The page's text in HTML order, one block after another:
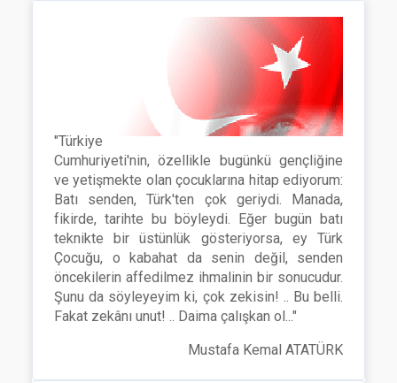
"Türkiye
Cumhuriyeti'nin, özellikle bugünkü gençliğine
ve yetişmekte olan çocuklarına hitap ediyorum:
Batı senden, Türk'ten çok geriydi. Manada,
fikirde, tarihte bu böyleydi. Eğer bugün batı
teknikte bir üstünlük gösteriyorsa, ey Türk
Çocuğu, o kabahat da senin değil, senden
öncekilerin affedilmez ihmalinin bir sonucudur.
Şunu da söyleyeyim ki, çok zekisin! .. Bu belli.
Fakat zekânı unut! .. Daima çalışkan ol..."
Mustafa Kemal ATATÜRK